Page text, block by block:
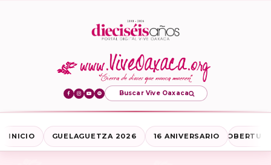
Buscar Vive Oaxaca
INICIO GUELAGUETZA 2026 16 ANIVERSARIO